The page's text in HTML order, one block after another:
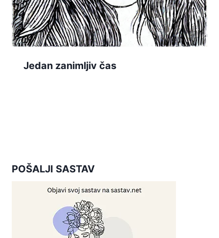
Jedan zanimljiv čas
POŠALJI SASTAV